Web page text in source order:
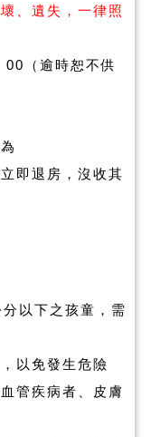
、遺失，一律照
（逾時恕不供
即退房，沒收其
以下之孩童，需
以免發生危險
管疾病者、皮膚